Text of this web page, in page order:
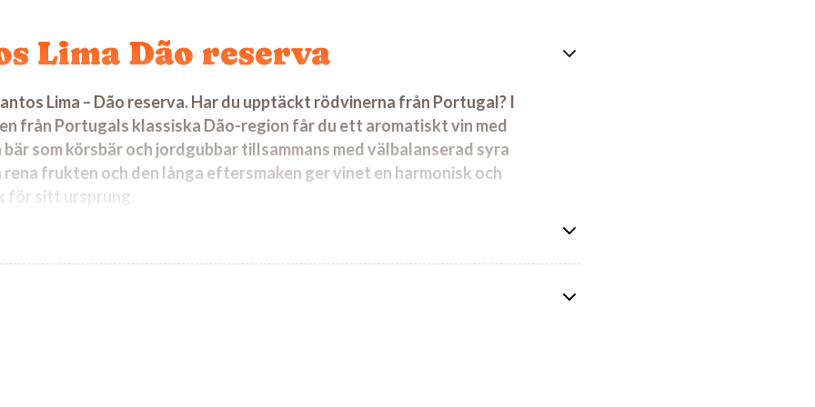
Lima Dão reserva
Lima – Dão reserva. Har du upptäckt rödvinerna från Portugal? I
från Portugals klassiska Dão-region får du ett aromatiskt vin med
som körsbär och jordgubbar tillsammans med välbalanserad syra
rena frukten och den långa eftersmaken ger vinet en harmonisk och
sitt ursprung.
inslag av mogna jordgubbar, körsbär och björnbär. Här finns även
nyanser och en diskret mineralitet som bidrar till komplexitet.
med lena tanniner.